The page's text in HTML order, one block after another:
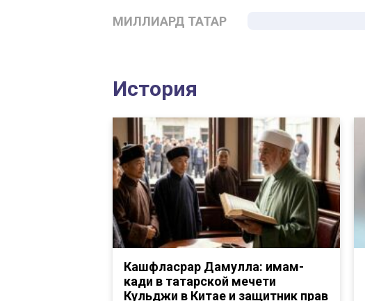
МИЛЛИАРД ТАТАР
История
Кашфласрар Дамулла: имам-
кади в татарской мечети
Кульджи в Китае и защитник прав